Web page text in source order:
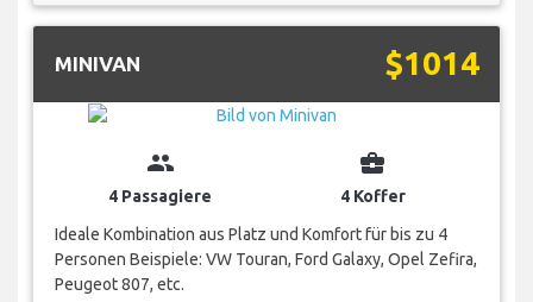
MINIVAN $1014
group
4 Passagiere
business_center
4 Koffer
Ideale Kombination aus Platz und Komfort für bis zu 4
Personen Beispiele: VW Touran, Ford Galaxy, Opel Zefira,
Peugeot 807, etc.